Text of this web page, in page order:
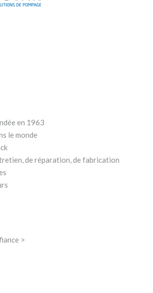
en 1963
le monde
de réparation, de fabrication
>